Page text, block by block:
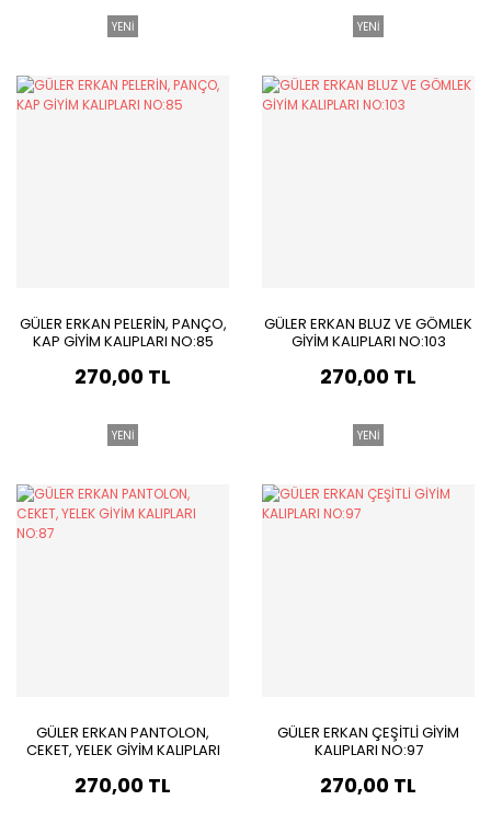
YENİ YENİ
GÜLER ERKAN PELERİN, PANÇO,
KAP GİYİM KALIPLARI NO:85
270,00 TL
YENİ
GÜLER ERKAN BLUZ VE GÖMLEK
GİYİM KALIPLARI NO:103
270,00 TL
YENİ
GÜLER ERKAN PANTOLON,
CEKET, YELEK GİYİM KALIPLARI
270,00 TL
GÜLER ERKAN ÇEŞİTLİ GİYİM
KALIPLARI NO:97
270,00 TL